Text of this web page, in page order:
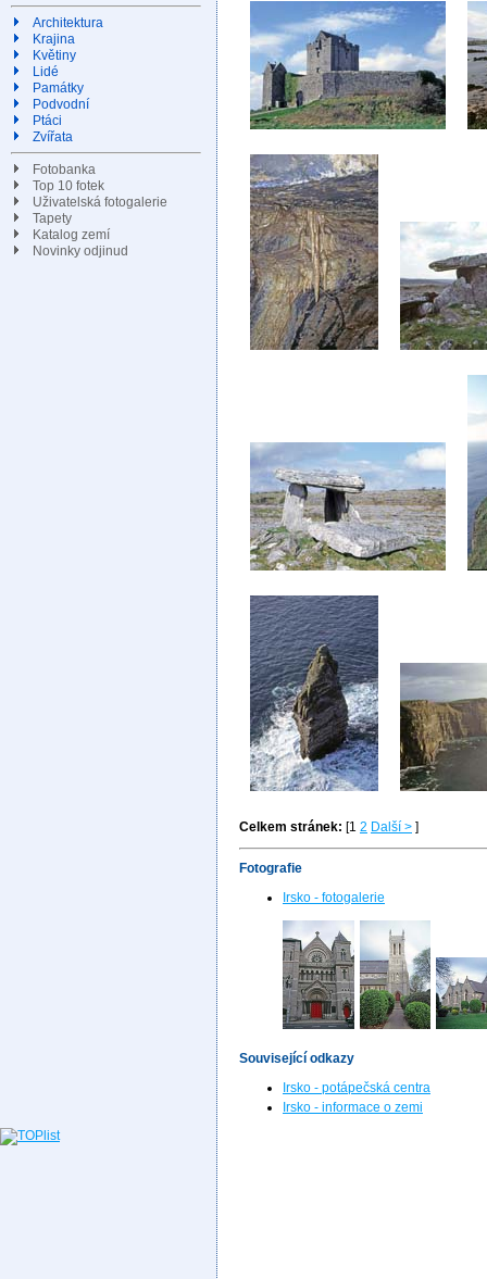
Architektura
Krajina
Květiny
Lidé
Památky
Podvodní
Ptáci
Zvířata
Fotobanka
Top 10 fotek
Uživatelská fotogalerie
Tapety
Katalog zemí
Novinky odjinud
Celkem stránek: [1 2 Další > ]
Fotografie
Irsko - fotogalerie
Související odkazy
Irsko - potápečská centra
Irsko - informace o zemi